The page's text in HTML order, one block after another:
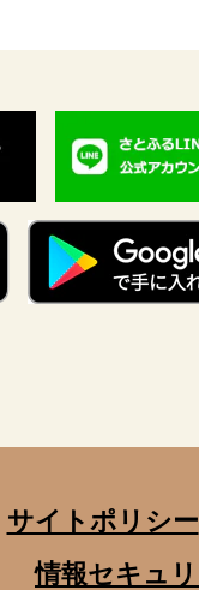
サイトポリシー
情報セキュ